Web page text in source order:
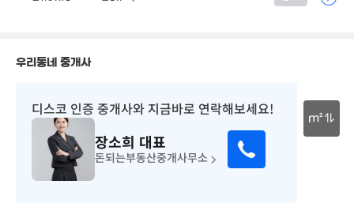
m²
우리동네 중개사
디스코 인증 중개사와 지금바로 연락해보세요!
장소희 대표
돈되는부동산중개사무소